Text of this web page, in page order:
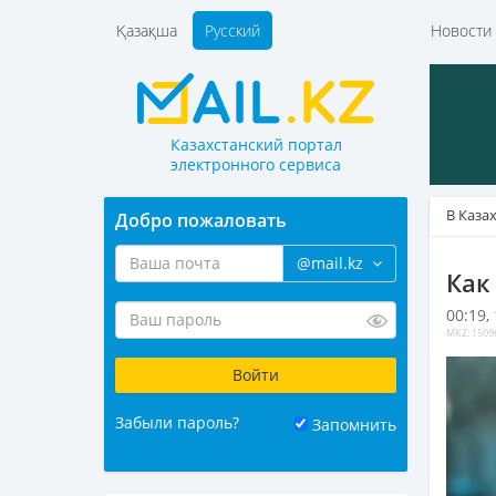
Қазақша Русский
Казахстанский портал
электронного сервиса
В
00:19,
MKZ:
Добро пожаловать
@mail.kz
Забыли пароль? Запомнить